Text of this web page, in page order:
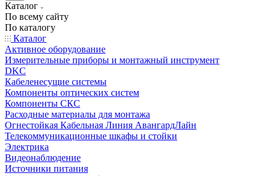
Каталог
По всему сайту
По каталогу
Каталог
Активное оборудование
Измерительные приборы и монтажный инструмент
DKC
Кабеленесущие системы
Компоненты оптических систем
Компоненты СКС
Расходные материалы для монтажа
Огнестойкая Кабельная Линия АвангардЛайн
Телекоммуникационные шкафы и стойки
Электрика
Видеонаблюдение
Источники питания